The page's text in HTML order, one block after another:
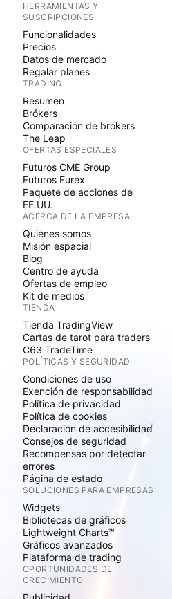
HERRAMIENTAS Y
SUSCRIPCIONES
Funcionalidades
Precios
Datos de mercado
Regalar planes
TRADING
Resumen
Brókers
Comparación de brókers
The Leap
OFERTAS ESPECIALES
Futuros CME Group
Futuros Eurex
Paquete de acciones de
EE.UU.
ACERCA DE LA EMPRESA
Quiénes somos
Misión espacial
Blog
Centro de ayuda
Ofertas de empleo
Kit de medios
TIENDA
Tienda TradingView
Cartas de tarot para traders
C63 TradeTime
POLÍTICAS Y SEGURIDAD
Condiciones de uso
Exención de responsabilidad
Política de privacidad
Política de cookies
Declaración de accesibilidad
Consejos de seguridad
Recompensas por detectar
errores
Página de estado
SOLUCIONES PARA EMPRESAS
Widgets
Bibliotecas de gráficos
Lightweight Charts™
Gráficos avanzados
Plataforma de trading
OPORTUNIDADES DE
CRECIMIENTO